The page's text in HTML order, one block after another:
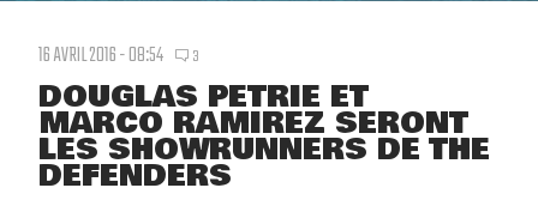
16 AVRIL 2016 - 08:54 3
DOUGLAS PETRIE ET
MARCO RAMIREZ SERONT
LES SHOWRUNNERS DE THE
DEFENDERS